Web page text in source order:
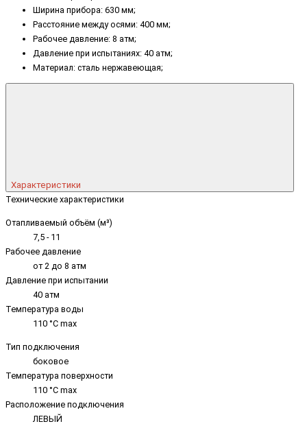
Ширина прибора: 630 мм;
Расстояние между осями: 400 мм;
Рабочее давление: 8 атм;
Давление при испытаниях: 40 атм;
Материал: сталь нержавеющая;
Характеристики
Технические характеристики
Отапливаемый объём (м³)
7,5 - 11
Рабочее давление
от 2 до 8 атм
Давление при испытании
40 атм
Температура воды
110 °C max
Тип подключения
боковое
Температура поверхности
110 °C max
Расположение подключения
ЛЕВЫЙ